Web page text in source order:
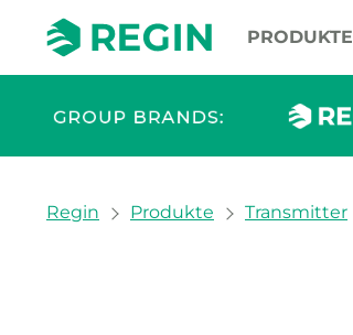
PRODUKTE
You are here:
Regin Produkte Transmitter